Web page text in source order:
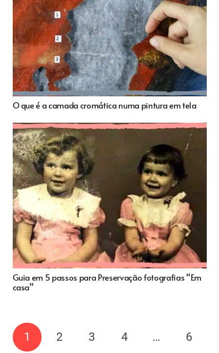
O que é a camada cromática numa pintura em tela
Guia em 5 passos para Preservação fotografias “Em
casa”
1 2 3 4 … 6